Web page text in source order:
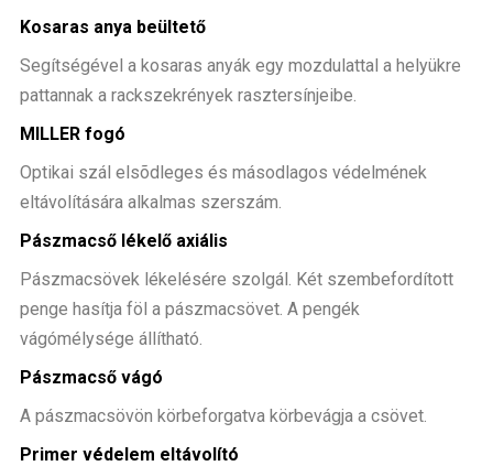
Kosaras anya beültető
Segítségével a kosaras anyák egy mozdulattal a helyükre
pattannak a rackszekrények rasztersínjeibe.
MILLER fogó
Optikai szál elsõdleges és másodlagos védelmének
eltávolítására alkalmas szerszám.
Pászmacső lékelő axiális
Pászmacsövek lékelésére szolgál. Két szembefordított
penge hasítja föl a pászmacsövet. A pengék
vágómélysége állítható.
Pászmacső vágó
A pászmacsövön körbeforgatva körbevágja a csövet.
Primer védelem eltávolító